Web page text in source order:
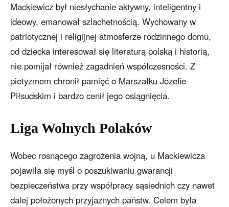
Mackiewicz był niesłychanie aktywny, inteligentny i
ideowy, emanował szlachetnością. Wychowany w
patriotycznej i religijnej atmosferze rodzinnego domu,
od dziecka interesował się literaturą polską i historią,
nie pomijał również zagadnień współczesności. Z
pietyzmem chronił pamięć o Marszałku Józefie
Piłsudskim i bardzo cenił jego osiągnięcia.
Liga Wolnych Polaków
Wobec rosnącego zagrożenia wojną, u Mackiewicza
pojawiła się myśl o poszukiwaniu gwarancji
bezpieczeństwa przy współpracy sąsiednich czy nawet
dalej położonych przyjaznych państw. Celem była